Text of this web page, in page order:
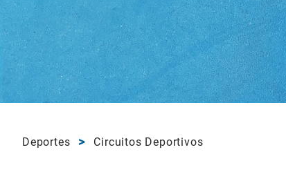
Deportes Circuitos Deportivos